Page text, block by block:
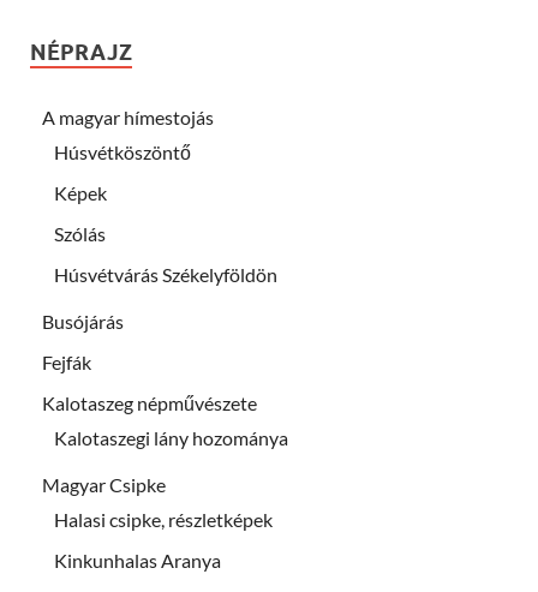
NÉPRAJZ
A magyar hímestojás
Húsvétköszöntő
Képek
Szólás
Húsvétvárás Székelyföldön
Busójárás
Fejfák
Kalotaszeg népművészete
Kalotaszegi lány hozománya
Magyar Csipke
Halasi csipke, részletképek
Kinkunhalas Aranya